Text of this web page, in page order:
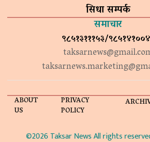
सिधा सम्पर्क
समाचार
९८५१३१११५३/
ABOUT
US
PRIVACY
POLICY
©2026 Taksar News All rights